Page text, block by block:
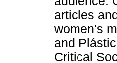
articles
women's
and
Critical